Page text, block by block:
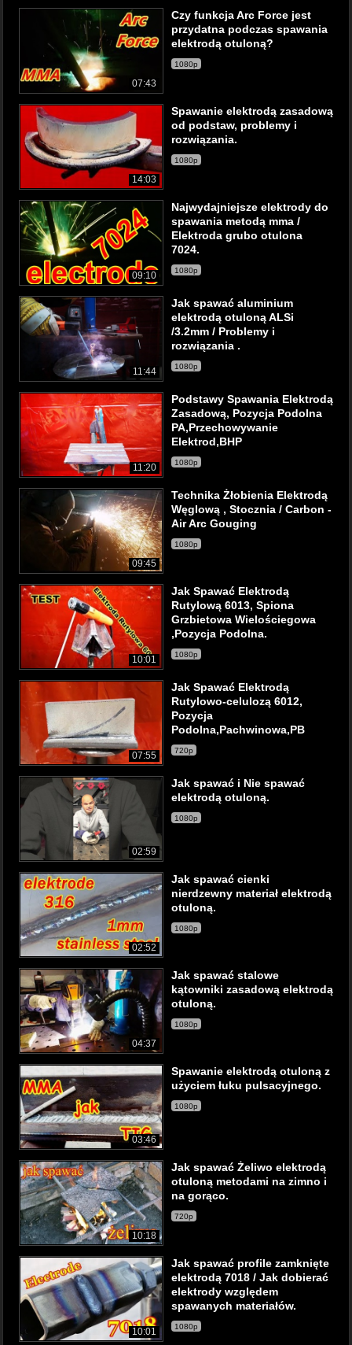
07:43
Czy funkcja Arc Force jest
przydatna podczas spawania
elektrodą otuloną?
1080p
14:03
Spawanie elektrodą zasadową
od podstaw, problemy i
rozwiązania.
1080p
09:10
Najwydajniejsze elektrody do
spawania metodą mma /
Elektroda grubo otulona
7024.
1080p
11:44
Jak spawać aluminium
elektrodą otuloną ALSi
/3.2mm / Problemy i
rozwiązania .
1080p
11:20
Podstawy Spawania Elektrodą
Zasadową, Pozycja Podolna
PA,Przechowywanie
Elektrod,BHP
1080p
09:45
Technika Żłobienia Elektrodą
Węglową , Stocznia / Carbon -
Air Arc Gouging
1080p
10:01
Jak Spawać Elektrodą
Rutylową 6013, Spiona
Grzbietowa Wielościegowa
,Pozycja Podolna.
1080p
07:55
Jak Spawać Elektrodą
Rutylowo-celulozą 6012,
Pozycja
Podolna,Pachwinowa,PB
720p
02:59
Jak spawać i Nie spawać
elektrodą otuloną.
1080p
02:52
Jak spawać cienki
nierdzewny materiał elektrodą
otuloną.
1080p
04:37
Jak spawać stalowe
kątowniki zasadową elektrodą
otuloną.
1080p
03:46
Spawanie elektrodą otuloną z
użyciem łuku pulsacyjnego.
1080p
10:18
Jak spawać Żeliwo elektrodą
otuloną metodami na zimno i
na gorąco.
720p
10:01
Jak spawać profile zamknięte
elektrodą 7018 / Jak dobierać
elektrody względem
spawanych materiałów.
1080p